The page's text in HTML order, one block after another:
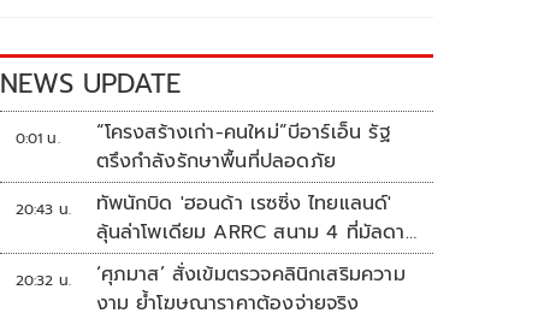
NEWS UPDATE
0:01 น.
“โครงสร้างเก่า-คนใหม่”บีอาร์เอ็น รัฐ
ตรึงกำลังรักษาพื้นที่ปลอดภัย
20:43 น.
ทัพนักบิด 'ฮอนด้า เรซซิ่ง ไทยแลนด์'
ลุ้นล่าโพเดียม ARRC สนาม 4 ที่มัลดาลิ
กา
20:32 น.
‘ศุภมาส’ สั่งเข้มตรวจคลินิกเสริมความ
งาม ย้ำโฆษณาราคาต้องจ่ายจริง